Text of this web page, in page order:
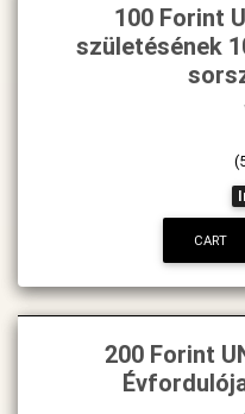
100 Forint
születésének
CART
200 Forint